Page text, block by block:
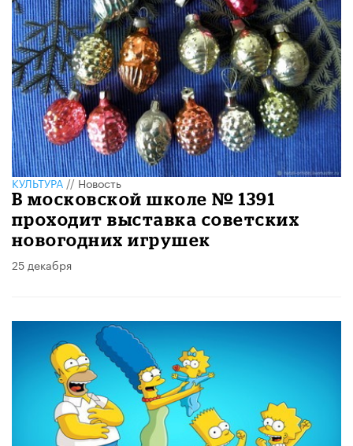
КУЛЬТУРА//Новость
В московской школе № 1391
проходит выставка советских
новогодних игрушек
25 декабря